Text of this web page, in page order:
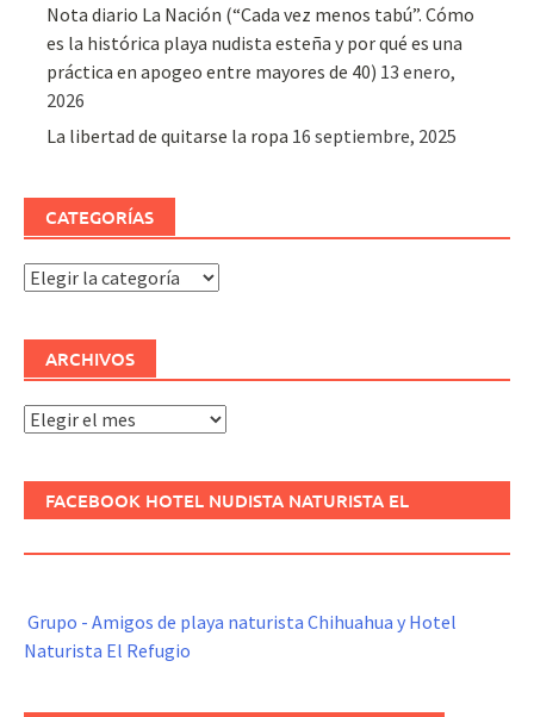
Nota diario La Nación (“Cada vez menos tabú”. Cómo
es la histórica playa nudista esteña y por qué es una
práctica en apogeo entre mayores de 40) 13 enero,
2026
La libertad de quitarse la ropa 16 septiembre, 2025
CATEGORÍAS
Categorías
ARCHIVOS
Archivos
FACEBOOK HOTEL NUDISTA NATURISTA EL
Grupo - Amigos de playa naturista Chihuahua y Hotel
Naturista El Refugio